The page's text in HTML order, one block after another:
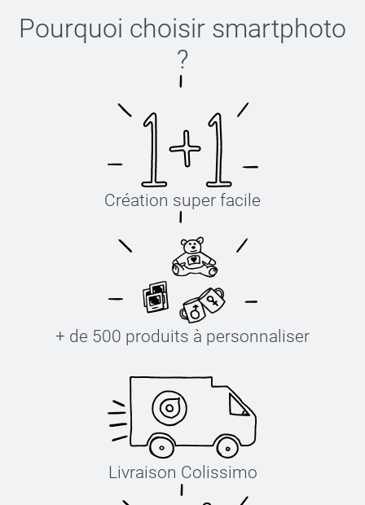
Pourquoi choisir smartphoto
?
Création super facile
+ de 500 produits à personnaliser
Livraison Colissimo